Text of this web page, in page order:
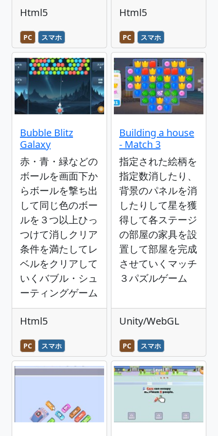
Html5
PC スマホ
Html5
PC スマホ
Bubble Blitz
Galaxy
赤・青・緑などの
ボールを画面下か
らボールを撃ち出
して同じ色のボー
ルを３つ以上ひっ
つけて消しクリア
条件を満たしてレ
ベルをクリアして
いくバブル・シュ
ーティングゲーム
Html5
PC スマホ
Building a house
- Match 3
指定された絵柄を
指定数消したり、
背景のパネルを消
したりして星を獲
得して各ステージ
の部屋の家具を設
置して部屋を完成
させていくマッチ
３パズルゲーム
Unity/WebGL
PC スマホ